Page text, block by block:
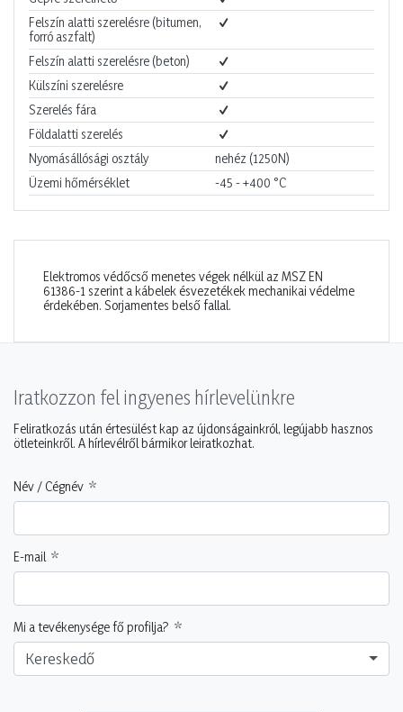
Felszín alatti szerelésre (bitumen,
forró aszfalt)
Felszín alatti szerelésre (beton)
Külszíni szerelésre
Szerelés fára
Földalatti szerelés
Nyomásállósági osztály
nehéz (1250N)
Üzemi hőmérséklet
-45 - +400 °C
Elektromos védőcső menetes végek nélkül az MSZ EN
61386-1 szerint a kábelek ésvezetékek mechanikai védelme
érdekében. Sorjamentes belső fallal.
Iratkozzon fel ingyenes hírlevelünkre
Feliratkozás után értesülést kap az újdonságainkról, legújabb hasznos
ötleteinkről. A hírlevélről bármikor leiratkozhat.
Név / Cégnév
E-mail
Mi a tevékenysége fő profilja?
Kereskedő